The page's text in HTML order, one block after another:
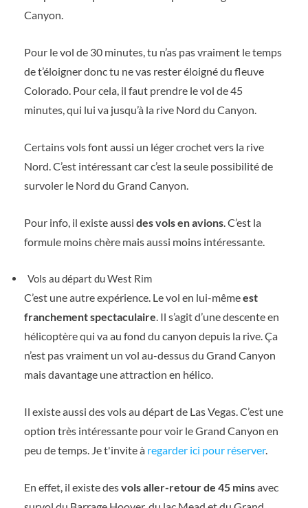
Canyon.
Pour le vol de 30 minutes, tu n’as pas vraiment le temps
de t’éloigner donc tu ne vas rester éloigné du fleuve
Colorado. Pour cela, il faut prendre le vol de 45
minutes, qui lui va jusqu’à la rive Nord du Canyon.
Certains vols font aussi un léger crochet vers la rive
Nord. C’est intéressant car c’est la seule possibilité de
survoler le Nord du Grand Canyon.
Pour info, il existe aussi des vols en avions . C’est la
formule moins chère mais aussi moins intéressante.
Vols au départ du West Rim
C’est une autre expérience. Le vol en lui-mêmeest
franchement spectaculaire . Il s’agit d’une descente en
hélicoptère qui va au fond du canyon depuis la rive. Ça
n’est pas vraiment un vol au-dessus du Grand Canyon
mais davantage une attraction en hélico.
Il existe aussi des vols au départ de Las Vegas. C’est une
option très intéressante pour voir le Grand Canyon en
peu de temps. Je t'invite à regarder ici pour réserver.
En effet, il existe desvols aller-retour de 45 minsavec